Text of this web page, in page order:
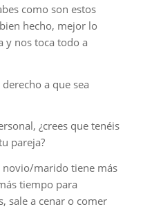
como son estos
hecho, mejor lo
y nos toca todo a
a que sea
¿crees que tenéis
pareja?
novio/marido tiene más
tiempo para
sale a cenar o comer